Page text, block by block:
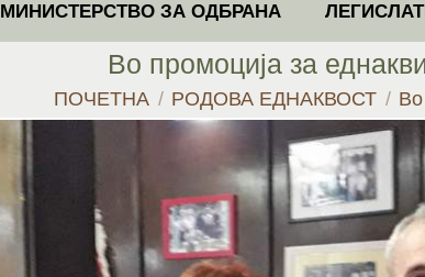
МИНИСТЕРСТВО ЗА ОДБРАНА
Во промоција за
You are here:
ПОЧЕТНА РОДОВА ЕДНАКВОСТ